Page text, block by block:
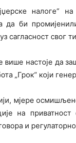
налоге“
да би
сагласност свог
више настоје да
„Грок“ који
мјере
на
и